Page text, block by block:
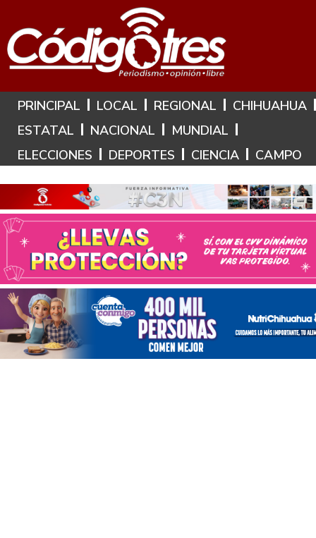
Hoy es: 7 de Agosto de 2026
PRINCIPAL LOCAL REGIONAL
CHIHUAHUA
ESTATAL
NACIONAL
MUNDIAL
ELECCIONES
DEPORTES CIENCIA CAMPO